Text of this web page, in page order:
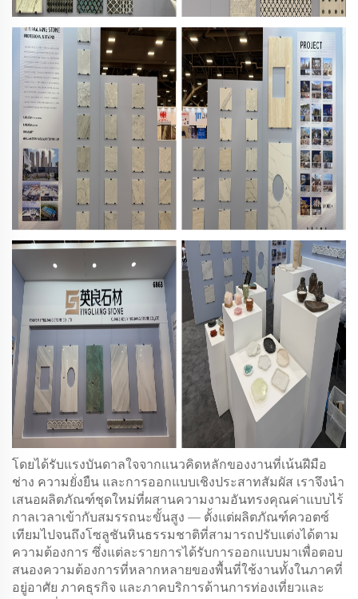
โดยได้รับแรงบันดาลใจจากแนวคิดหลักของงานที่เน้นฝีมือ
ช่าง ความยั่งยืน และการออกแบบเชิงประสาทสัมผัส เราจึงนำ
เสนอผลิตภัณฑ์ชุดใหม่ที่ผสานความงามอันทรงคุณค่าแบบไร้
กาลเวลาเข้ากับสมรรถนะขั้นสูง — ตั้งแต่ผลิตภัณฑ์ควอตซ์
เทียมไปจนถึงโซลูชันหินธรรมชาติที่สามารถปรับแต่งได้ตาม
ความต้องการ ซึ่งแต่ละรายการได้รับการออกแบบมาเพื่อตอบ
สนองความต้องการที่หลากหลายของพื้นที่ใช้งานทั้งในภาคที่
อยู่อาศัย ภาคธุรกิจ และภาคบริการด้านการท่องเที่ยวและ